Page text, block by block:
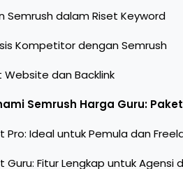
Semrush dalam Riset Keyword
Kompetitor dengan Semrush
Website dan Backlink
Semrush Harga Guru:
Pro: Ideal untuk Pemula dan
Guru: Fitur Lengkap untuk Agensi